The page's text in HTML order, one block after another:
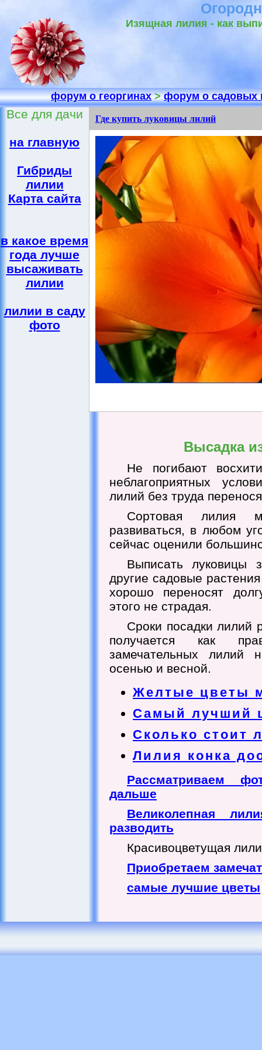
Изящная лилия - как
форум о георгинах>форум о садовых
Все для дачи
на главную
Гибриды
лилии
Карта сайта
в какое время
года лучше
высаживать
лилии
лилии в саду
фото
Где купить луковицы лилий
Высадка
Не погибают
неблагоприятных
лилий без труда
Сортовая лилия
развиваться, в любом
сейчас оценили
Выписать луковицы
другие садовые
хорошо переносят
этого не страдая.
Сроки посадки лилий
получается как
замечательных лилий
осенью и весной.
Желтые цветы
Самый лучший
Сколько стоит
Лилия конка
Рассматриваем
дальше
Великолепная
разводить
Красивоцветущая
Приобретаем
самые лучшие цветы